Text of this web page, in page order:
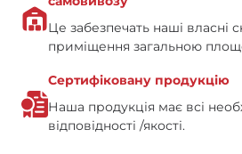
Це забезпечать наші власні
приміщення загальною
Сертифіковану продукцію
Наша продукція має всі
відповідності /якості.